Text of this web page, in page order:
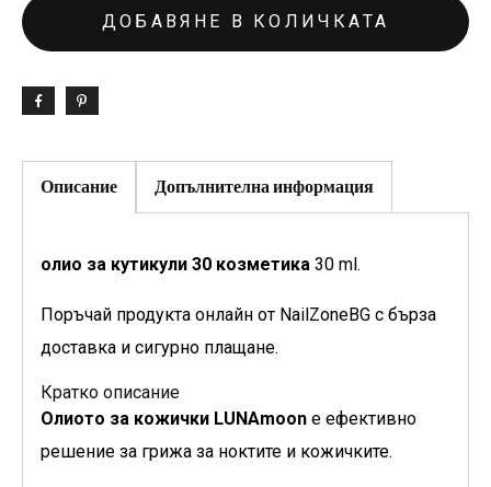
ДОБАВЯНЕ В КОЛИЧКАТА
Описание Допълнителна информация
олио за кутикули 30 козметика 30 ml.
Поръчай продукта онлайн от NailZoneBG с бърза
доставка и сигурно плащане.
Кратко описание
Олиото за кожички LUNAmoon е ефективно
решение за грижа за ноктите и кожичките.